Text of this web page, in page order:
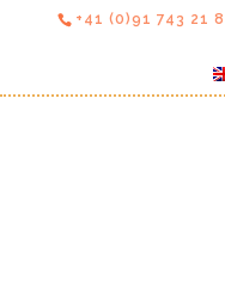
+41 (0)91 743 21